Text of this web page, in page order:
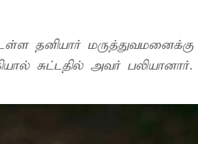
உள்ள தனியார்
சுட்டதில் அவர் பலியானார்.